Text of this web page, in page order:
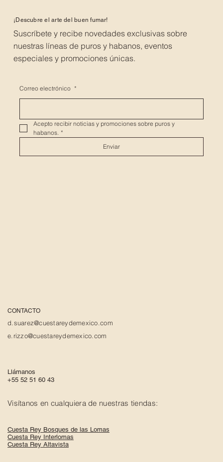
¡Descubre el arte del buen fumar!
Suscríbete y recibe novedades exclusivas sobre
nuestras líneas de puros y habanos, eventos
especiales y promociones únicas.
Correo electrónico *
Acepto recibir noticias y promociones sobre puros y
habanos. *
Enviar
CONTACTO
d.suarez@cuestareydemexico.com
e.rizzo@cuestareydemexico.com
Llámanos
+55 52 51 60 43
Visítanos en cualquiera de nuestras tiendas:
Cuesta Rey Bosques de las Lomas
Cuesta Rey Interlomas
Cuesta Rey Altavista